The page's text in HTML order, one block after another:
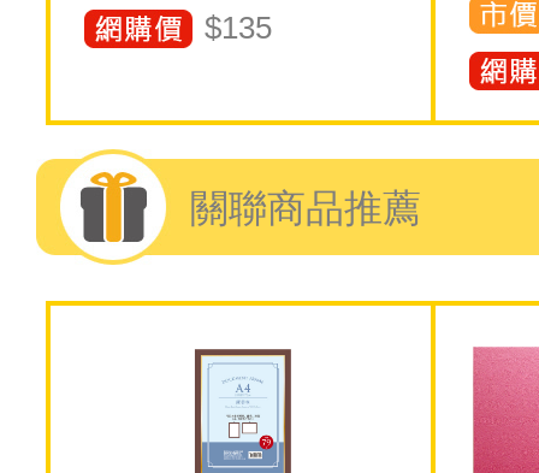
$135
關聯商品推薦